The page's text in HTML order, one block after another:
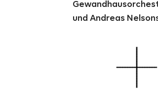
und Andreas Nelsons